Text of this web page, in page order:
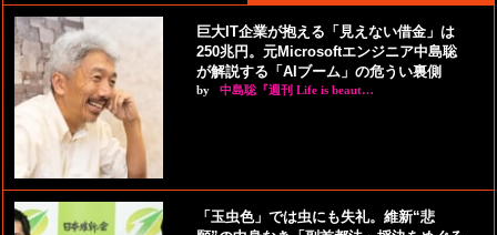
巨大IT企業が抱える「見えない借金」は
250兆円。元Microsoftエンジニア中島聡
が解説する「AIブーム」の危うい裏側
by 中島聡『週刊 Life is beaut…
「玉虫色」では虫にも失礼。維新“悲